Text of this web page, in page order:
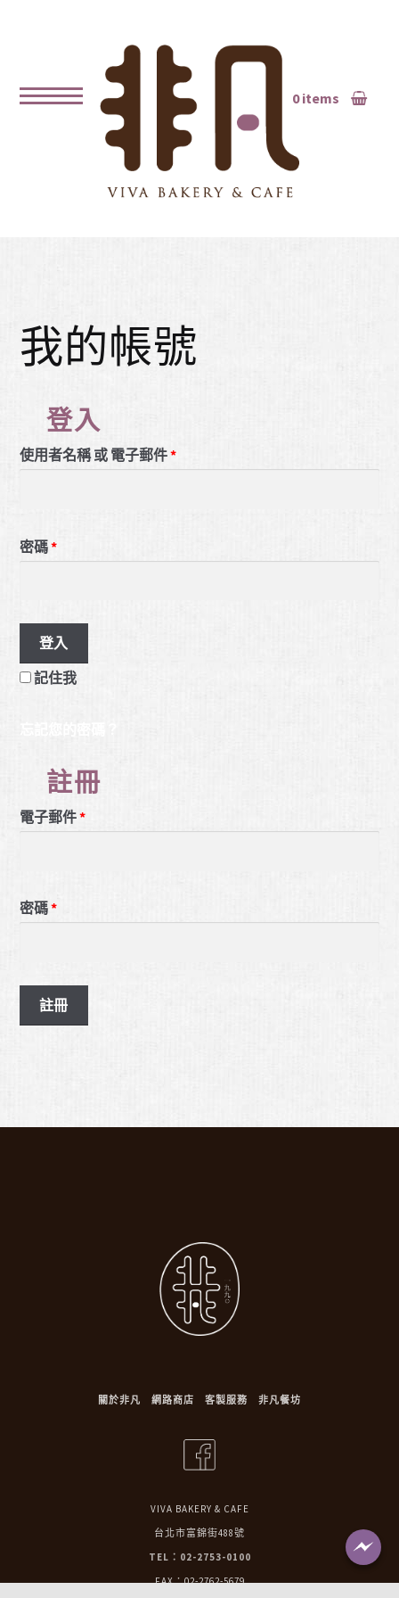
0 items
我的帳號
登入
使用者名稱 或 電子郵件*
密碼*
記住我
註冊
電子郵件*
密碼*
關於非凡 網路商店 客製服務 非凡餐坊
VIVA BAKERY & CAFE
台北市富錦街488號
TEL：02-2753-0100
FAX：02-2762-5679